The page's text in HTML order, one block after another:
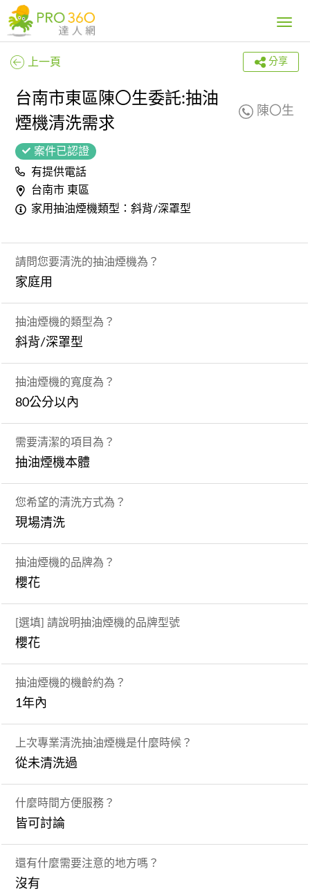
Toggle
上一頁 分享
台南市東區陳〇生委託:抽油
煙機清洗需求
陳〇生
案件已認證
有提供電話
台南市 東區
家用抽油煙機類型：斜背/深罩型
請問您要清洗的抽油煙機為？
家庭用
抽油煙機的類型為？
斜背/深罩型
抽油煙機的寬度為？
80公分以內
需要清潔的項目為？
抽油煙機本體
您希望的清洗方式為？
現場清洗
抽油煙機的品牌為？
櫻花
[選填] 請說明抽油煙機的品牌型號
櫻花
抽油煙機的機齡約為？
1年內
上次專業清洗抽油煙機是什麼時候？
從未清洗過
什麼時間方便服務？
皆可討論
還有什麼需要注意的地方嗎？
沒有